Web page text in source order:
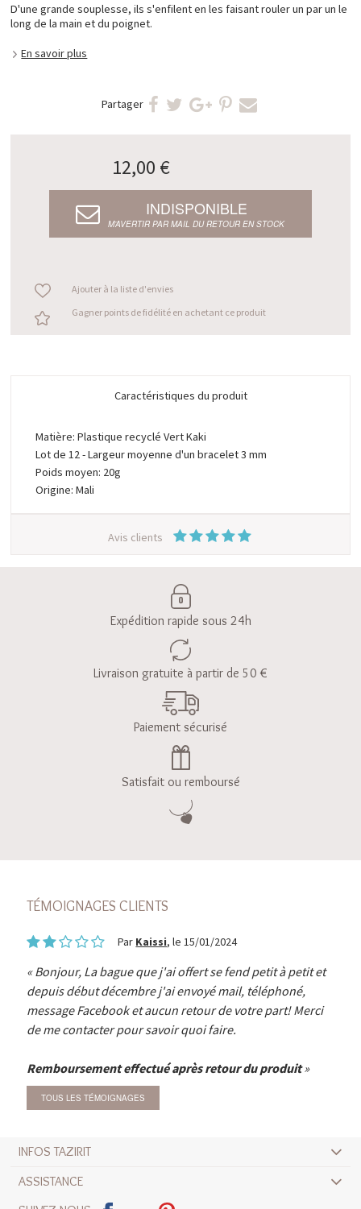
D'une grande souplesse, ils s'enfilent en les faisant rouler un par un le
long de la main et du poignet.
En savoir plus
Partager
12,00 €
INDISPONIBLE
M’AVERTIR PAR MAIL DU RETOUR EN STOCK
Ajouter à la liste d'envies
Gagner points de fidélité en achetant ce produit
Caractéristiques du produit
Matière: Plastique recyclé Vert Kaki
Lot de 12 - Largeur moyenne d'un bracelet 3 mm
Poids moyen: 20g
Origine: Mali
Avis clients
Expédition rapide sous 24h
Livraison gratuite à partir de 50 €
Paiement sécurisé
Satisfait ou remboursé
TÉMOIGNAGES CLIENTS
Par Kaissi, le 15/01/2024
Bonjour, La bague que j'ai offert se fend petit à petit et
depuis début décembre j'ai envoyé mail, téléphoné,
message Facebook et aucun retour de votre part! Merci
de me contacter pour savoir quoi faire.
Remboursement effectué après retour du produit
TOUS LES TÉMOIGNAGES
INFOS TAZIRIT
ASSISTANCE